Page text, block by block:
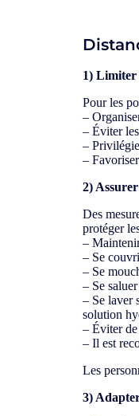
1) Limiter
Pour les
–
– Éviter
–
–
2)
Des
protéger
–
– Se
– Se
– Se
– Se laver
solution
– Éviter
– Il est
Les
3)